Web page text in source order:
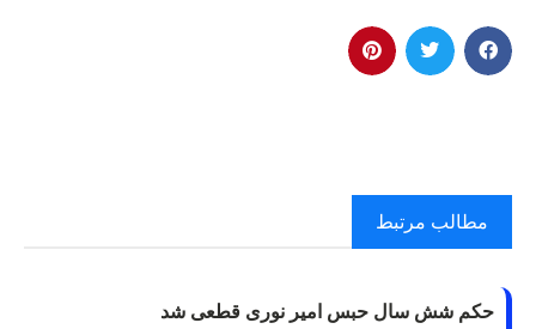
مطالب مرتبط
حکم شش سال حبس امیر نوری قطعی شد